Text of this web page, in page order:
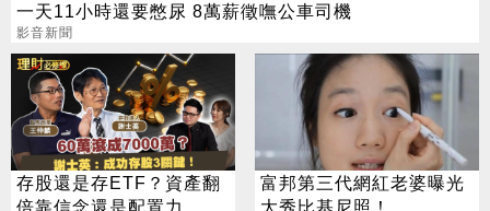
一天11小時還要憋尿 8萬薪徵嘸公車司機
影音新聞
存股還是存ETF？資產翻
倍靠信念還是配置力
富邦第三代網紅老婆曝光
大秀比基尼照！